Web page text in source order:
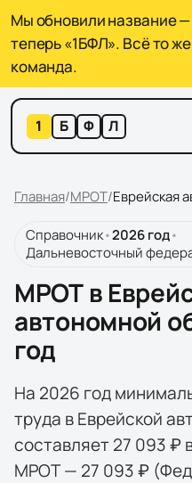
Мы обновили название
теперь «1БФЛ». Всё то
команда.
1 Б Ф Л
Главная/МРОТ/Еврейская
Справочник•2026год•
Дальневосточный
МРОТ в
автономной
год
На 2026 год
труда в Еврейской
составляет 27 093 ₽
МРОТ — 27 093 ₽